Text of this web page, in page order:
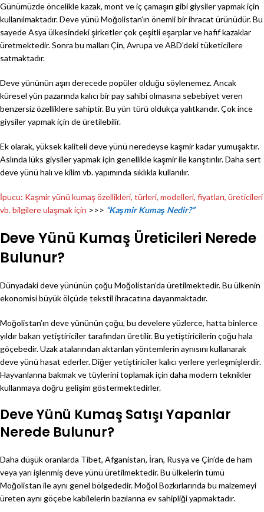
Günümüzde öncelikle kazak, mont ve iç çamaşırı gibi giysiler yapmak için
kullanılmaktadır. Deve yünü Moğolistan’ın önemli bir ihracat ürünüdür. Bu
sayede Asya ülkesindeki şirketler çok çeşitli eşarplar ve hafif kazaklar
üretmektedir. Sonra bu malları Çin, Avrupa ve ABD’deki tüketicilere
satmaktadır.
Deve yününün aşırı derecede popüler olduğu söylenemez. Ancak
küresel yün pazarında kalıcı bir pay sahibi olmasına sebebiyet veren
benzersiz özelliklere sahiptir. Bu yün türü oldukça yalıtkandır. Çok ince
giysiler yapmak için de üretilebilir.
Ek olarak, yüksek kaliteli deve yünü neredeyse kaşmir kadar yumuşaktır.
Aslında lüks giysiler yapmak için genellikle kaşmir ile karıştırılır. Daha sert
deve yünü halı ve kilim vb. yapımında sıklıkla kullanılır.
İpucu: Kaşmir yünü kumaş özellikleri, türleri, modelleri, fiyatları, üreticileri
vb. bilgilere ulaşmak için >>> “Kaşmir Kumaş Nedir?”
Deve Yünü Kumaş Üreticileri Nerede
Bulunur?
Dünyadaki deve yününün çoğu Moğolistan’da üretilmektedir. Bu ülkenin
ekonomisi büyük ölçüde tekstil ihracatına dayanmaktadır.
Moğolistan’ın deve yününün çoğu, bu develere yüzlerce, hatta binlerce
yıldır bakan yetiştiriciler tarafından üretilir. Bu yetiştiricilerin çoğu hala
göçebedir. Uzak atalarından aktarılan yöntemlerin aynısını kullanarak
deve yünü hasat ederler. Diğer yetiştiriciler kalıcı yerlere yerleşmişlerdir.
Hayvanlarına bakmak ve tüylerini toplamak için daha modern teknikler
kullanmaya doğru gelişim göstermektedirler.
Deve Yünü Kumaş Satışı Yapanlar
Nerede Bulunur?
Daha düşük oranlarda Tibet, Afganistan, İran, Rusya ve Çin’de de ham
veya yarı işlenmiş deve yünü üretilmektedir. Bu ülkelerin tümü
Moğolistan ile aynı genel bölgededir. Moğol Bozkırlarında bu malzemeyi
üreten aynı göçebe kabilelerin bazılarına ev sahipliği yapmaktadır.